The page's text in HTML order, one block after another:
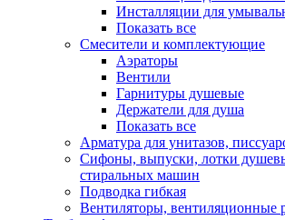
Инсталляции для
Показать все
Смесители и комплектующие
Аэраторы
Вентили
Гарнитуры душевые
Держатели для душа
Показать все
Арматура для унитазов,
Сифоны, выпуски, лотки
стиральных машин
Подводка гибкая
Вентиляторы, вентиляционные